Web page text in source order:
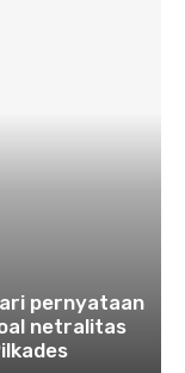
pernyataan
netralitas